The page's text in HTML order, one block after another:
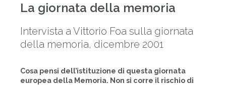
La giornata della memoria
Intervista a Vittorio Foa sulla giornata
della memoria, dicembre 2001
Cosa pensi dell’istituzione di questa giornata
europea della Memoria. Non si corre il rischio di